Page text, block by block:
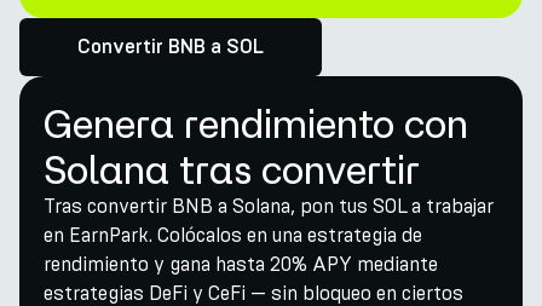
Convertir BNB a SOL
Genera rendimiento con
Solana tras convertir
Tras convertir BNB a Solana, pon tus SOL a trabajar
en EarnPark. Colócalos en una estrategia de
rendimiento y gana hasta 20% APY mediante
estrategias DeFi y CeFi — sin bloqueo en ciertos